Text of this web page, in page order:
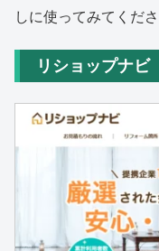
しに使ってみてくださ
リショップナビ